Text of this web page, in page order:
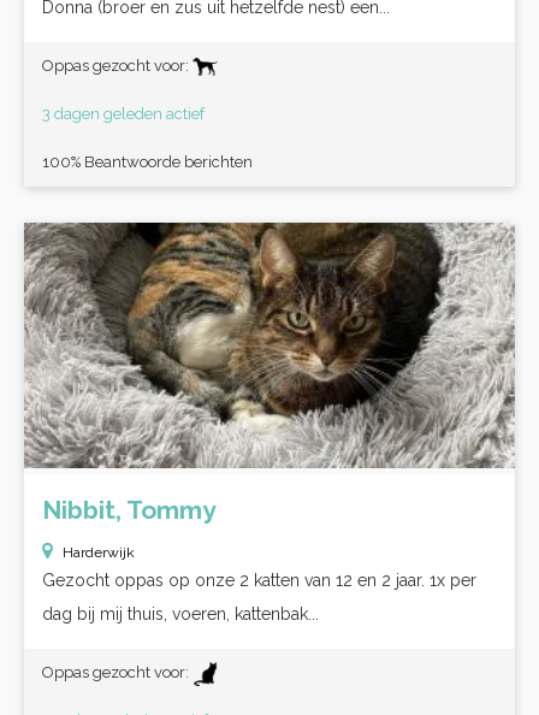
Donna (broer en zus uit hetzelfde nest) een...
Oppas gezocht voor:
3 dagen geleden actief
100% Beantwoorde berichten
Nibbit, Tommy
Harderwijk
Gezocht oppas op onze 2 katten van 12 en 2 jaar. 1x per
dag bij mij thuis, voeren, kattenbak...
Oppas gezocht voor: